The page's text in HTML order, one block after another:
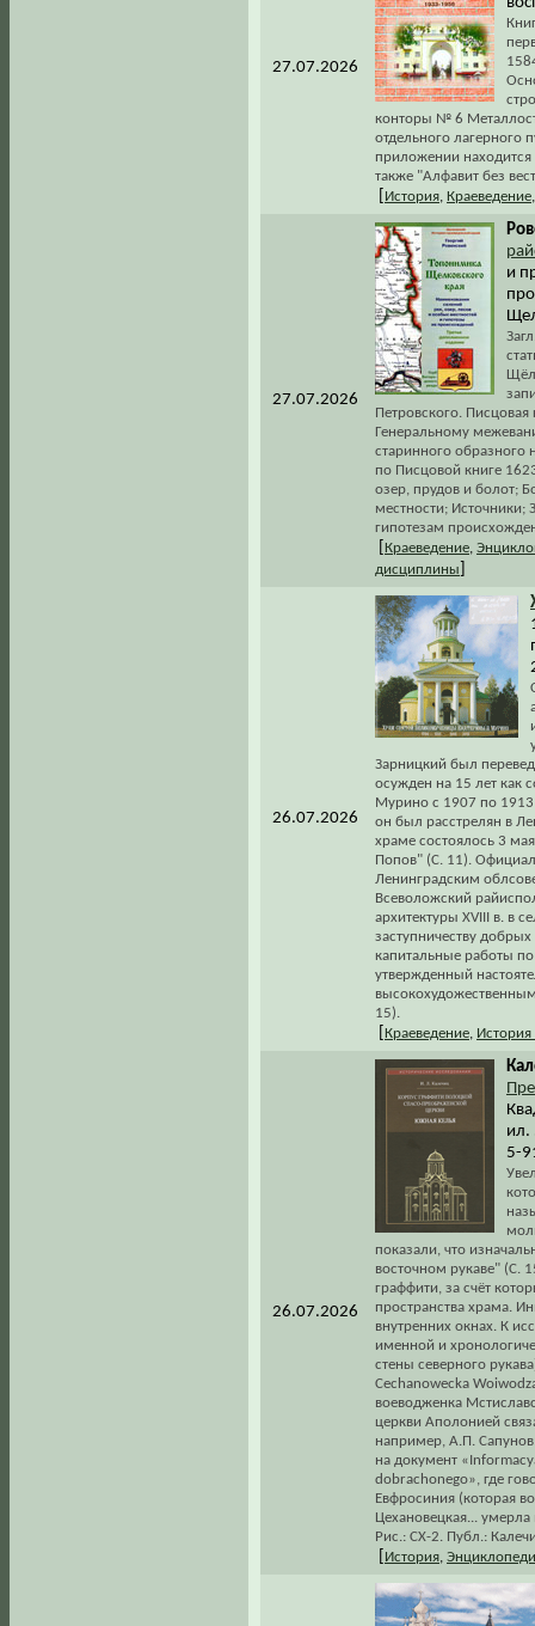
27.07.2026
конторы № 6
отдельного лагерного
приложении находится
также "Алфавит без
История, Краеведение
27.07.2026
и
Петровского.
Генеральному
старинного образного
по Писцовой книге
озер, прудов и болот;
местности; Источники;
гипотезам
Краеведение,
дисциплины
26.07.2026
Зарницкий был
осужден на 15 лет как
Мурино с 1907 по 1913
он был расстрелян в
храме состоялось 3
Попов" (С. 11).
Ленинградским
Всеволожский
архитектуры XVIII в. в
заступничеству
капитальные работы
утвержденный
15).
Краеведение, История
26.07.2026
ил.
5-
показали, что
восточном рукаве" (С.
граффити, за счёт
пространства храма.
внутренних окнах. К
именной и
стены северного
Cechanowecka
воеводженка
церкви Аполонией
например, А.П.
на документ
dobrachonego», где
Евфросиния (которая
Цехановецкая... умерла
Рис.: СХ-2. Публ.:
История,